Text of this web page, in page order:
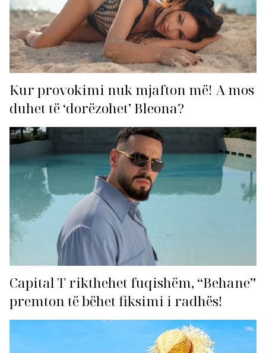
Kur provokimi nuk mjafton më! A mos
duhet të ‘dorëzohet’ Bleona?
Capital T rikthehet fuqishëm, “Behane”
premton të bëhet fiksimi i radhës!